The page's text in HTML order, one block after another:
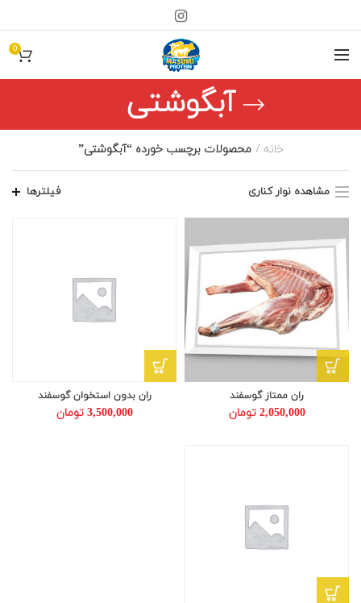
0
آبگوشتی
خانه محصولات برچسب خورده “آبگوشتی”
مشاهده نوار کناری فیلترها
ران ممتاز گوسفند
2,050,000 تومان
ران بدون استخوان گوسفند
3,500,000 تومان